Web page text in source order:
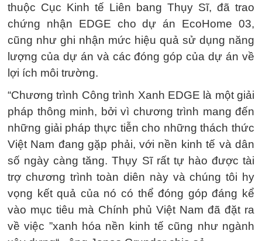
thuộc Cục Kinh tế Liên bang Thụy Sĩ, đã trao
chứng nhận EDGE cho dự án EcoHome 03,
cũng như ghi nhận mức hiệu quả sử dụng năng
lượng của dự án và các đóng góp của dự án về
lợi ích môi trường.
“Chương trình Công trình Xanh EDGE là một giải
pháp thông minh, bởi vì chương trình mang đến
những giải pháp thực tiễn cho những thách thức
Việt Nam đang gặp phải, với nền kinh tế và dân
số ngày càng tăng. Thụy Sĩ rất tự hào được tài
trợ chương trình toàn diên này và chúng tôi hy
vọng kết quả của nó có thể đóng góp đáng kể
vào mục tiêu mà Chính phủ Việt Nam đã đặt ra
về việc ”xanh hóa nền kinh tế cũng như ngành